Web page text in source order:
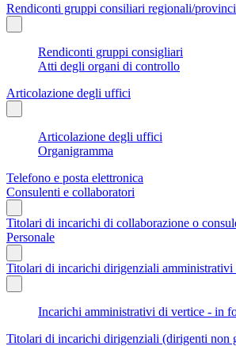
Rendiconti gruppi consiliari regionali/
Rendiconti gruppi consigliari
Atti degli organi di controllo
Articolazione degli uffici
Articolazione degli uffici
Organigramma
Telefono e posta elettronica
Consulenti e collaboratori
Titolari di incarichi di collaborazione o
Personale
Titolari di incarichi dirigenziali amministrativi
Incarichi amministrativi di vertice - in
Titolari di incarichi dirigenziali (dirigenti non